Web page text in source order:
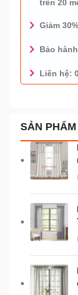
trên 20
Giảm
Bảo
Liên hệ:
SẢN